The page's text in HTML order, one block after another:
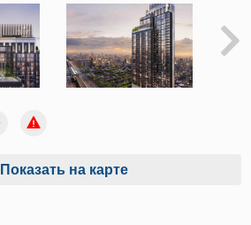
Показать на карте